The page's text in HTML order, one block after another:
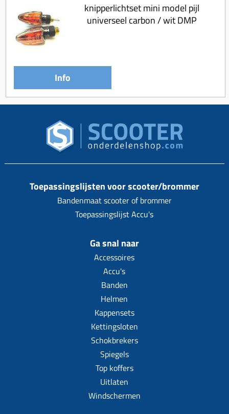
knipperlichtset mini model pijl
universeel carbon / wit DMP
Info
Toepassingslijsten voor scooter/brommer
Bandenmaat scooter of brommer
Toepassingslijst Accu's
Ga snal naar
Accessoires
Accu's
Banden
Helmen
Kappensets
Kettingsloten
Schokbrekers
Spiegels
Top koffers
Uitlaten
Windschermen